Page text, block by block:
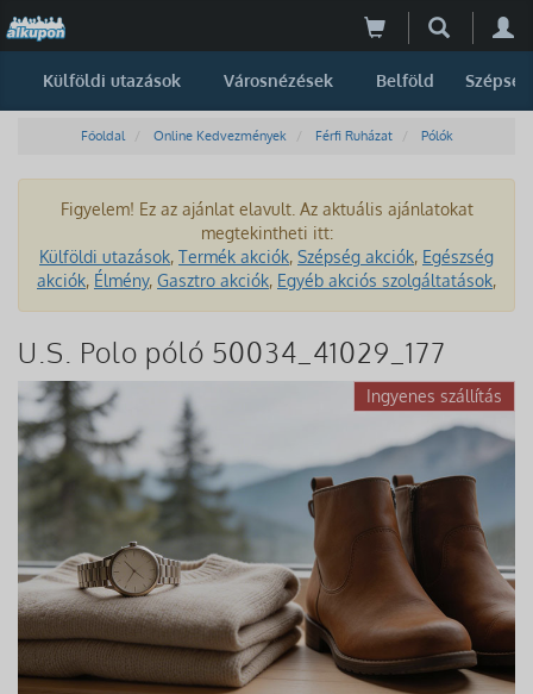
Külföldi utazások Városnézések Belföld Szépség
Főoldal Online Kedvezmények Férfi Ruházat Pólók
Figyelem! Ez az ajánlat elavult. Az aktuális ajánlatokat
megtekintheti itt:
Külföldi utazások, Termék akciók, Szépség akciók, Egészség
akciók, Élmény, Gasztro akciók, Egyéb akciós szolgáltatások,
U.S. Polo póló 50034_41029_177
Ingyenes szállítás